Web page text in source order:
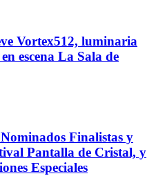
Vortex512, luminaria
escena La Sala de
Finalistas y
Pantalla de Cristal, y
Especiales